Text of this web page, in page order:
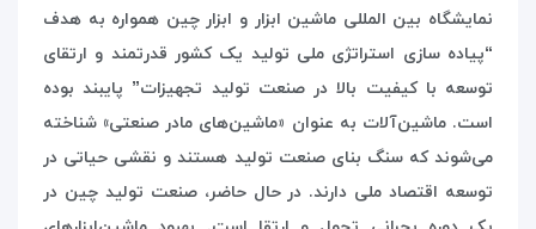
نمایشگاه بین المللی ماشین ابزار و ابزار چین همواره به هدف
“پیاده سازی استراتژی ملی تولید یک کشور قدرتمند و ارتقای
توسعه با کیفیت بالا در صنعت تولید تجهیزات” پایبند بوده
است. ماشین‌آلات به عنوان «ماشین‌های مادر صنعتی» شناخته
می‌شوند که سنگ بنای صنعت تولید هستند و نقشی حیاتی در
توسعه اقتصاد ملی دارند. در حال حاضر، صنعت تولید چین در